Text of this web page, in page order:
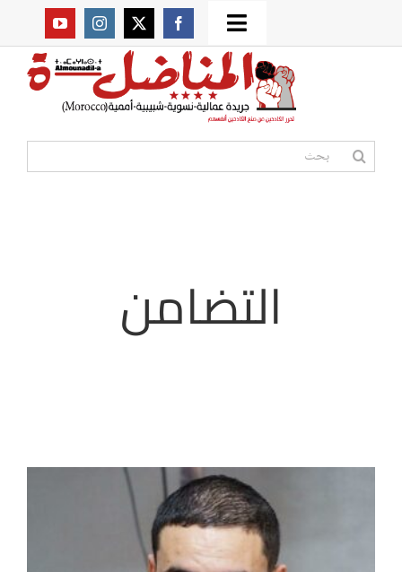
to
Toggle
Navigation
من نحن؟
افتتاحية موقع المناضل-ة
البحث
التضامن